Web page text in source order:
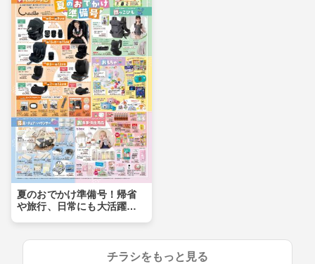
夏のおでかけ準備号！帰省
や旅行、日常にも大活躍ア
チラシをもっと見る